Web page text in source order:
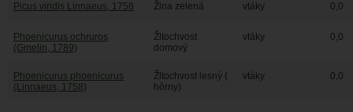
Picus viridis Linnaeus, 1758 Žlna zelená vtáky 0,0
Phoenicurus ochruros
(Gmelin, 1789)
Žltochvost
domový
vtáky 0,0
Phoenicurus phoenicurus
(Linnaeus, 1758)
Žltochvost lesný (
hôrny)
vtáky 0,0